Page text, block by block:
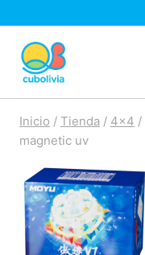
contenido
Inicio / Tienda / 4x4 /
magnetic uv